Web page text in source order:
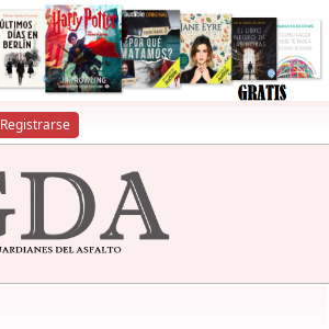
Registrarse